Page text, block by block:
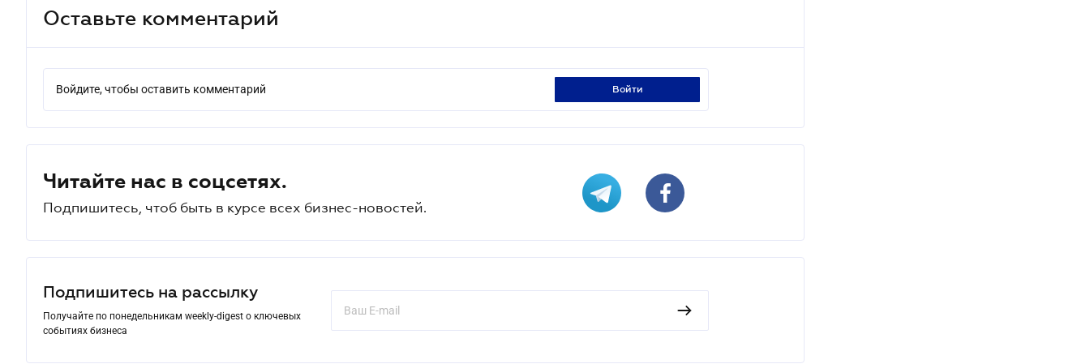
Оставьте комментарий
Войдите, чтобы оставить комментарий войти
Читайте нас в соцсетях.
Подпишитесь, чтоб быть в курсе всех бизнес-новостей.
Подпишитесь на рассылку
Получайте по понедельникам weekly-digest о ключевых
событиях бизнеса